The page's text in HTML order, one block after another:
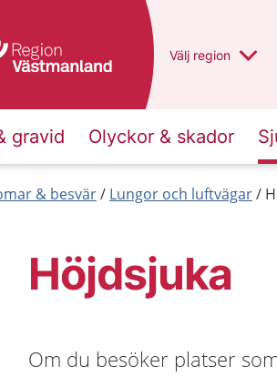
Du har valt region
Välj en annan
region
gravid Olyckor & skador
& besvär Lungor och luftvägar
Höjdsjuka
Om du besöker platser